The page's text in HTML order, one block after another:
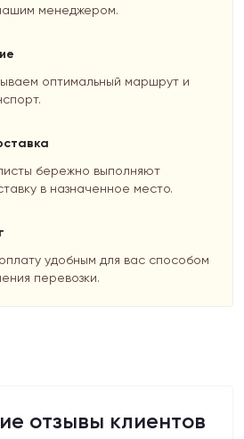
менеджером.
оптимальный маршрут и
бережно выполняют
в назначенное место.
удобным для вас способом
перевозки.
отзывы клиентов